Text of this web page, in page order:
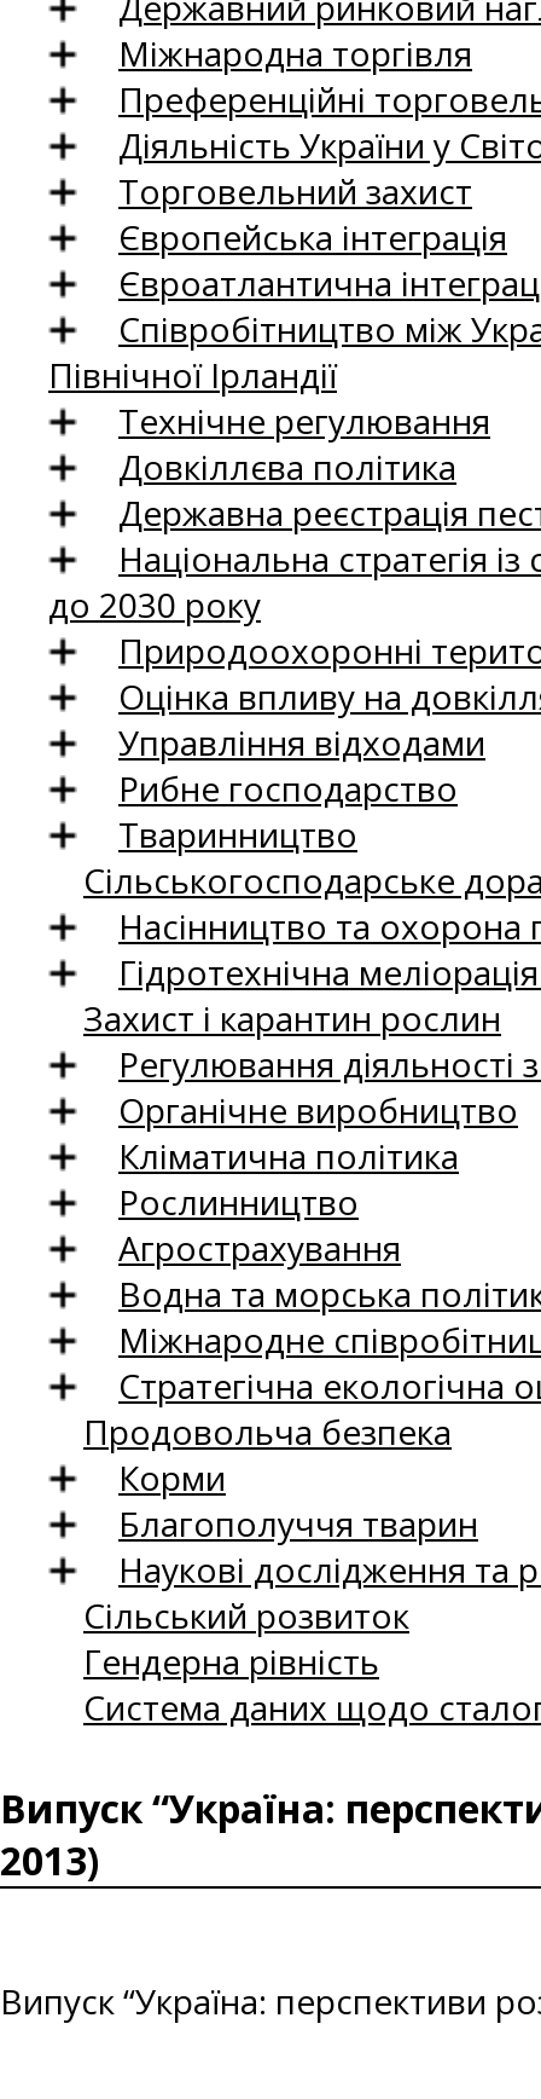
Міжнародна торгівля
Преференційні
Діяльність України у
Торговельний захист
Європейська інтеграція
Євроатлантична
Співробітництво між
Північної Ірландії
Технічне регулювання
Довкіллєва політика
Державна реєстрація
Національна стратегія
до 2030 року
Природоохоронні
Оцінка впливу на
Управління відходами
Рибне господарство
Тваринництво
Сільськогосподарське
Насінництво та
Гідротехнічна
Захист і карантин рослин
Регулювання
Органічне виробництво
Кліматична політика
Рослинництво
Агрострахування
Водна та морська
Міжнародне
Стратегічна екологічна
Продовольча безпека
Корми
Благополуччя тварин
Наукові дослідження та
Сільський розвиток
Гендерна рівність
Система даних щодо
Випуск “Україна:
2013)
Випуск “Україна: перспективи